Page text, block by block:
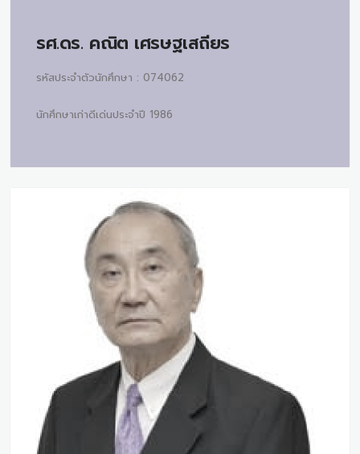
รศ.ดร. คณิต เศรษฐเสถียร
รหัสประจำตัวนักศึกษา : 074062
นักศึกษาเก่าดีเด่นประจำปี 1986